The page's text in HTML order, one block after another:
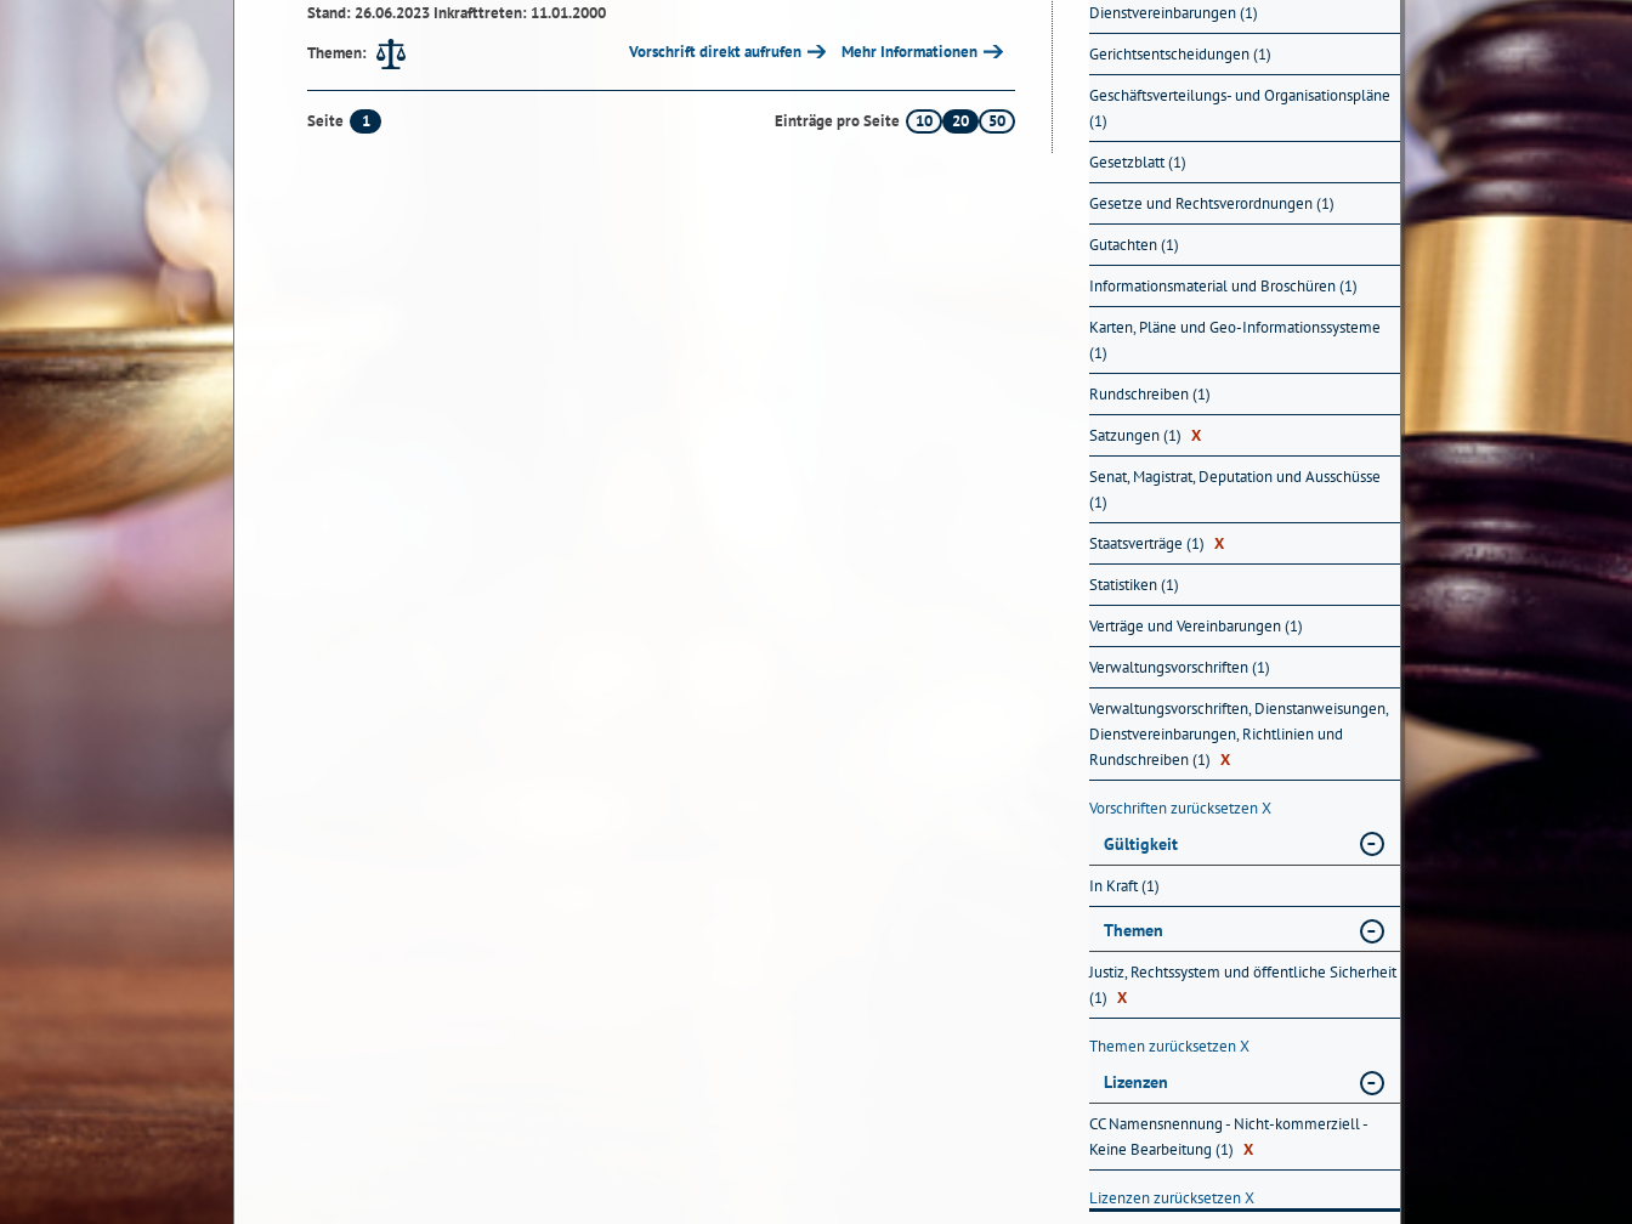
Stand: 26.06.2023 Inkrafttreten: 11.01.2000
Themen:
Vorschrift direkt aufrufen Mehr Informationen
Seite 1 Einträge pro Seite 10 20 50
Dienstvereinbarungen (1)
Gerichtsentscheidungen (1)
Geschäftsverteilungs- und Organisationspläne
(1)
Gesetzblatt (1)
Gesetze und Rechtsverordnungen (1)
Gutachten (1)
Informationsmaterial und Broschüren (1)
Karten, Pläne und Geo-Informationssysteme
(1)
Rundschreiben (1)
Satzungen (1) X
Senat, Magistrat, Deputation und Ausschüsse
(1)
Staatsverträge (1) X
Statistiken (1)
Verträge und Vereinbarungen (1)
Verwaltungsvorschriften (1)
Verwaltungsvorschriften, Dienstanweisungen,
Dienstvereinbarungen, Richtlinien und
Rundschreiben (1) X
Vorschriften zurücksetzenX
Gültigkeit
In Kraft (1)
Themen
Justiz, Rechtssystem und öffentliche Sicherheit
(1) X
Themen zurücksetzenX
Lizenzen
CC Namensnennung - Nicht-kommerziell -
Keine Bearbeitung (1) X
Lizenzen zurücksetzenX